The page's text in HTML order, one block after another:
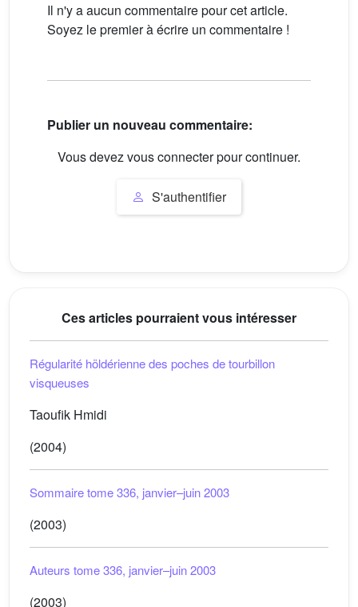
Il n'y a aucun commentaire pour cet article.
Soyez le premier à écrire un commentaire !
Publier un nouveau commentaire:
Vous devez vous connecter pour continuer.
S'authentifier
Ces articles pourraient vous intéresser
Régularité höldérienne des poches de tourbillon
visqueuses
Taoufik Hmidi
(2004)
Sommaire tome 336, janvier–juin 2003
(2003)
Auteurs tome 336, janvier–juin 2003
(2003)